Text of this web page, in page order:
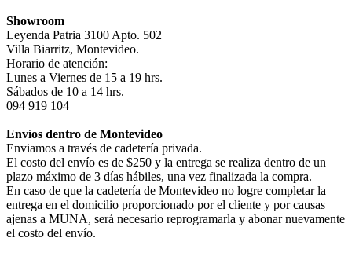
Showroom
Leyenda Patria 3100 Apto. 502
Villa Biarritz, Montevideo.
Horario de atención:
Lunes a Viernes de 15 a 19 hrs.
Sábados de 10 a 14 hrs.
094 919 104
Envíos dentro de Montevideo
Enviamos a través de cadetería privada.
El costo del envío es de $250 y la entrega se realiza dentro de un
plazo máximo de 3 días hábiles, una vez finalizada la compra.
En caso de que la cadetería de Montevideo no logre completar la
entrega en el domicilio proporcionado por el cliente y por causas
ajenas a MUNA, será necesario reprogramarla y abonar nuevamente
el costo del envío.